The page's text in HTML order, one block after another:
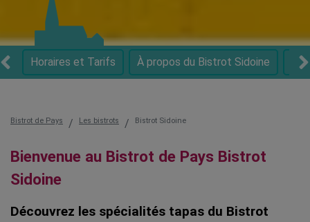
Horaires et Tarifs À propos du Bistrot Sidoine
Bistrot de Pays Les bistrots Bistrot Sidoine
Bienvenue au Bistrot de Pays Bistrot
Sidoine
Découvrez les spécialités tapas du Bistrot